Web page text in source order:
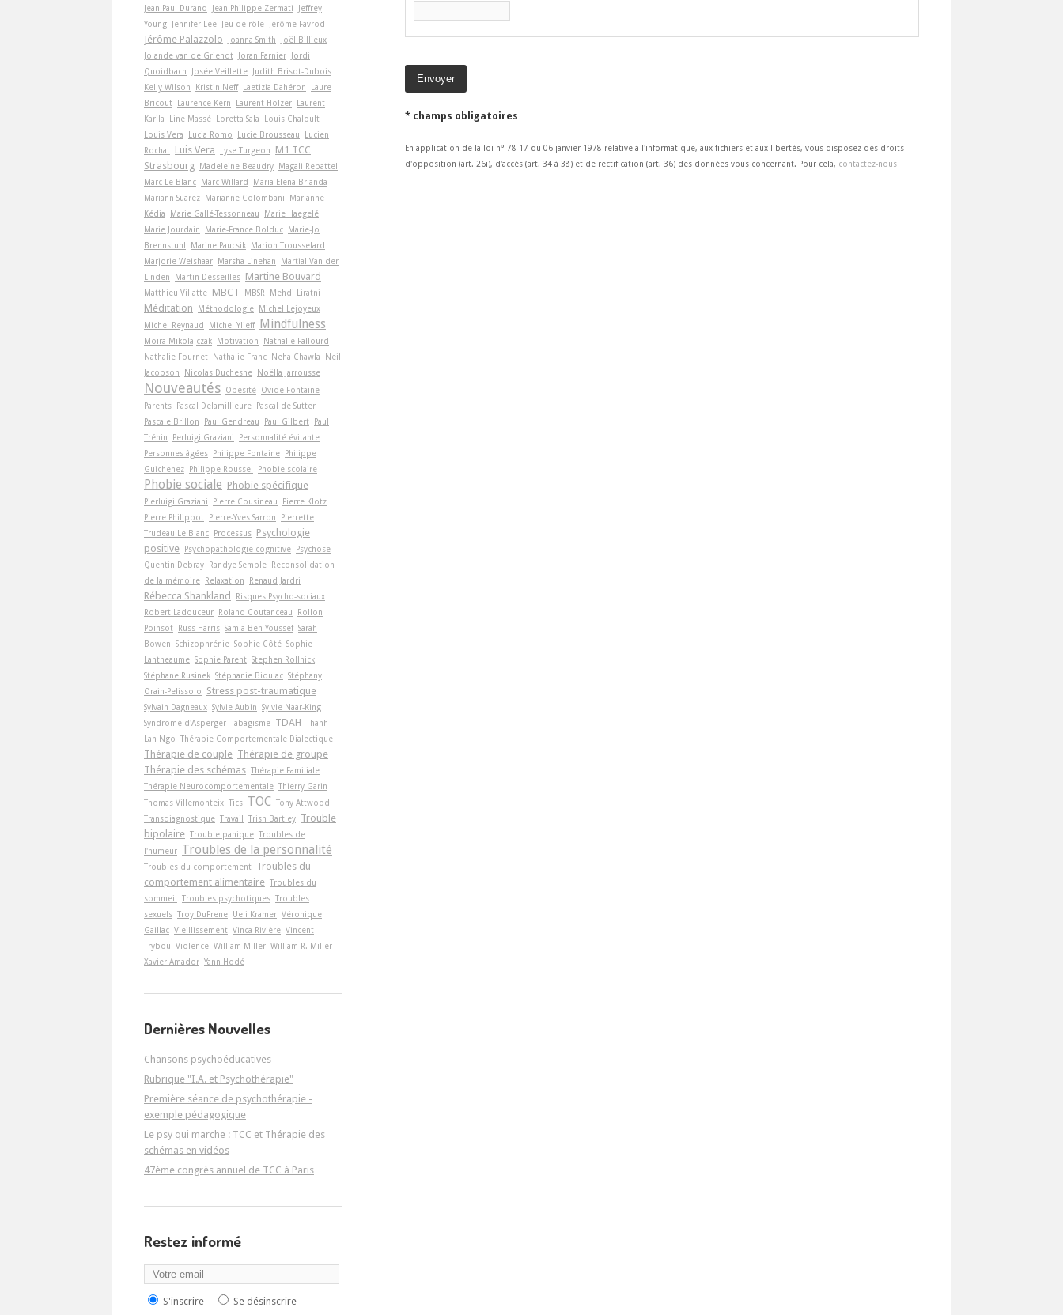
* champs obligatoires
En application de la loi n° 78-17 du 06 janvier 1978 relative à l'informatique, aux fichiers et aux libertés, vous disposez des droits
d'opposition (art. 26i), d'accès (art. 34 à 38) et de rectification (art. 36) des données vous concernant. Pour cela, contactez-nous
Jean-Paul Durand
Jean-Philippe Zermati
Jeffrey
Young Jennifer Lee Jeu de rôle Jérôme Favrod
Jérôme Palazzolo Joanna Smith
Joël Billieux
Jolande van de Griendt Joran Farnier Jordi
Quoidbach
Josée Veillette Judith Brisot-Dubois
Kelly Wilson
Kristin Neff Laetizia Dahéron
Laure
Bricout Laurence Kern Laurent Holzer Laurent
Karila
Line Massé Loretta Sala
Louis Chaloult
Louis Vera
Lucia Romo Lucie Brousseau
Lucien
Rochat Luis Vera Lyse Turgeon
M1 TCC
Strasbourg Madeleine Beaudry Magali Rebattel
Marc Le Blanc Marc Willard
Maria Elena Brianda
Mariann Suarez Marianne Colombani
Marianne
Kédia
Marie Gallé-Tessonneau
Marie Haegelé
Marie Jourdain
Marie-France Bolduc Marie-Jo
Brennstuhl
Marine Paucsik Marion Trousselard
Marjorie Weishaar Marsha Linehan
Martial Van der
Linden
Martin Desseilles Martine Bouvard
Matthieu Villatte MBCT MBSR Mehdi Liratni
Méditation Méthodologie Michel Lejoyeux
Michel Reynaud
Michel Ylieff Mindfulness
Moïra Mikolajczak Motivation
Nathalie Fallourd
Nathalie Fournet Nathalie Franc Neha Chawla
Neil
Jacobson
Nicolas Duchesne Noëlla Jarrousse
Nouveautés Obésité Ovide Fontaine
Parents Pascal Delamillieure Pascal de Sutter
Pascale Brillon
Paul Gendreau Paul Gilbert Paul
Tréhin
Perluigi Graziani
Personnalité évitante
Personnes âgées Philippe Fontaine Philippe
Guichenez Philippe Roussel Phobie scolaire
Phobie sociale Phobie spécifique
Pierluigi Graziani Pierre Cousineau
Pierre Klotz
Pierre Philippot Pierre-Yves Sarron
Pierrette
Trudeau Le Blanc Processus Psychologie
positive Psychopathologie cognitive Psychose
Quentin Debray Randye Semple Reconsolidation
de la mémoire Relaxation Renaud Jardri
Rébecca Shankland
Risques Psycho-sociaux
Robert Ladouceur Roland Coutanceau
Rollon
Poinsot Russ Harris Samia Ben Youssef Sarah
Bowen Schizophrénie Sophie Côté Sophie
Lantheaume Sophie Parent Stephen Rollnick
Stéphane Rusinek Stéphanie Bioulac Stéphany
Orain-Pelissolo
Stress post-traumatique
Sylvain Dagneaux Sylvie Aubin Sylvie Naar-King
Syndrome d'Asperger Tabagisme TDAH Thanh-
Lan Ngo Thérapie Comportementale Dialectique
Thérapie de couple Thérapie de groupe
Thérapie des schémas Thérapie Familiale
Thérapie Neurocomportementale Thierry Garin
Thomas Villemonteix Tics TOC Tony Attwood
Transdiagnostique Travail Trish Bartley Trouble
bipolaire Trouble panique Troubles de
l'humeur Troubles de la personnalité
Troubles du comportement Troubles du
comportement alimentaire Troubles du
sommeil Troubles psychotiques Troubles
sexuels Troy DuFrene Ueli Kramer Véronique
Gaillac Vieillissement Vinca Rivière Vincent
Trybou Violence William Miller William R. Miller
Xavier Amador Yann Hodé
Dernières Nouvelles
Chansons psychoéducatives
Rubrique "I.A. et Psychothérapie"
Première séance de psychothérapie -
exemple pédagogique
Le psy qui marche : TCC et Thérapie des
schémas en vidéos
47ème congrès annuel de TCC à Paris
Restez informé
S'inscrire Se désinscrire